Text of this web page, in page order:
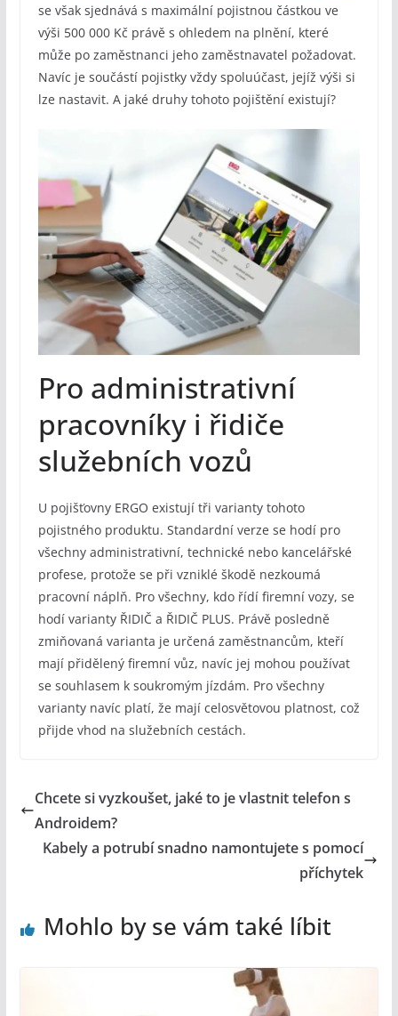
se však sjednává s maximální pojistnou částkou ve
výši 500 000 Kč právě s ohledem na plnění, které
může po zaměstnanci jeho zaměstnavatel požadovat.
Navíc je součástí pojistky vždy spoluúčast, jejíž výši si
lze nastavit. A jaké druhy tohoto pojištění existují?
Pro administrativní
pracovníky i řidiče
služebních vozů
U pojišťovny ERGO existují tři varianty tohoto
pojistného produktu. Standardní verze se hodí pro
všechny administrativní, technické nebo kancelářské
profese, protože se při vzniklé škodě nezkoumá
pracovní náplň. Pro všechny, kdo řídí firemní vozy, se
hodí varianty ŘIDIČ a ŘIDIČ PLUS. Právě posledně
zmiňovaná varianta je určená zaměstnancům, kteří
mají přidělený firemní vůz, navíc jej mohou používat
se souhlasem k soukromým jízdám. Pro všechny
varianty navíc platí, že mají celosvětovou platnost, což
přijde vhod na služebních cestách.
Chcete si vyzkoušet, jaké to je vlastnit telefon s
Androidem?
Kabely a potrubí snadno namontujete s pomocí
příchytek
Mohlo by se vám také líbit